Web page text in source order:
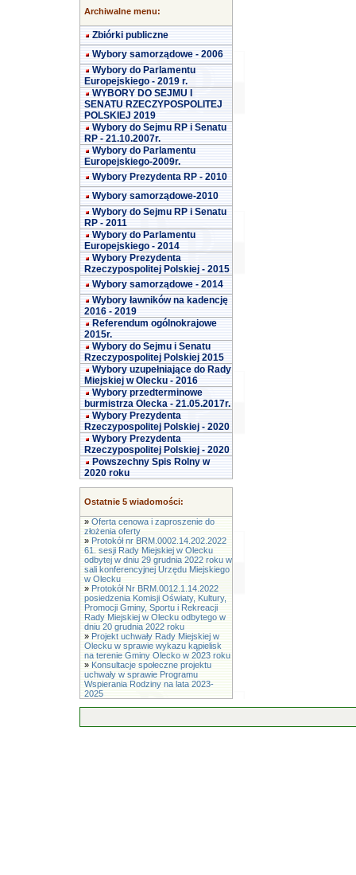
Archiwalne menu:
Zbiórki publiczne
Wybory samorządowe - 2006
Wybory do Parlamentu
Europejskiego - 2019 r.
WYBORY DO SEJMU I
SENATU RZECZYPOSPOLITEJ
POLSKIEJ 2019
Wybory do Sejmu RP i Senatu
RP - 21.10.2007r.
Wybory do Parlamentu
Europejskiego-2009r.
Wybory Prezydenta RP - 2010
Wybory samorządowe-2010
Wybory do Sejmu RP i Senatu
RP - 2011
Wybory do Parlamentu
Europejskiego - 2014
Wybory Prezydenta
Rzeczypospolitej Polskiej - 2015
Wybory samorządowe - 2014
Wybory ławników na kadencję
2016 - 2019
Referendum ogólnokrajowe
2015r.
Wybory do Sejmu i Senatu
Rzeczypospolitej Polskiej 2015
Wybory uzupełniające do Rady
Miejskiej w Olecku - 2016
Wybory przedterminowe
burmistrza Olecka - 21.05.2017r.
Wybory Prezydenta
Rzeczypospolitej Polskiej - 2020
Wybory Prezydenta
Rzeczypospolitej Polskiej - 2020
Powszechny Spis Rolny w
2020 roku
Ostatnie 5 wiadomości:
» Oferta cenowa i zaproszenie do
złożenia oferty
» Protokół nr BRM.0002.14.202.2022
61. sesji Rady Miejskiej w Olecku
odbytej w dniu 29 grudnia 2022 roku w
sali konferencyjnej Urzędu Miejskiego
w Olecku
» Protokół Nr BRM.0012.1.14.2022
posiedzenia Komisji Oświaty, Kultury,
Promocji Gminy, Sportu i Rekreacji
Rady Miejskiej w Olecku odbytego w
dniu 20 grudnia 2022 roku
» Projekt uchwały Rady Miejskiej w
Olecku w sprawie wykazu kąpielisk
na terenie Gminy Olecko w 2023 roku
» Konsultacje społeczne projektu
uchwały w sprawie Programu
Wspierania Rodziny na lata 2023-
2025